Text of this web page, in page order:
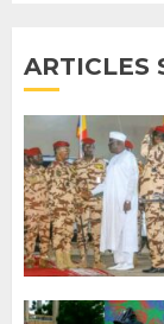
ARTICLES